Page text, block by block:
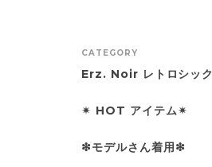
CATEGORY
Erz. Noir レトロシック
✴︎ HOT アイテム✴︎
❇︎モデルさん着用❇︎